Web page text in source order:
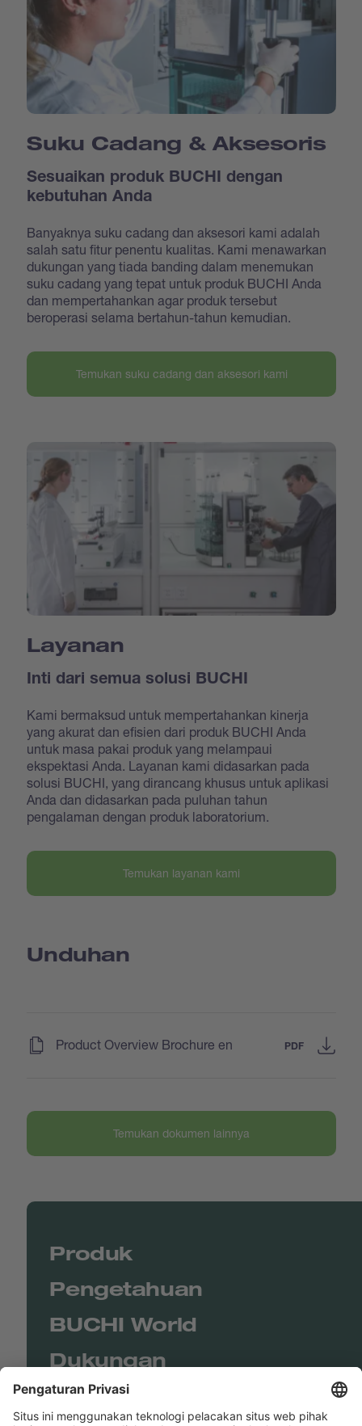
Suku Cadang & Aksesoris
Sesuaikan produk BUCHI dengan
kebutuhan Anda
Banyaknya suku cadang dan aksesori kami adalah
salah satu fitur penentu kualitas. Kami menawarkan
dukungan yang tiada banding dalam menemukan
suku cadang yang tepat untuk produk BUCHI Anda
dan mempertahankan agar produk tersebut
beroperasi selama bertahun-tahun kemudian.
Temukan suku cadang dan aksesori kami
Layanan
Inti dari semua solusi BUCHI
Kami bermaksud untuk mempertahankan kinerja
yang akurat dan efisien dari produk BUCHI Anda
untuk masa pakai produk yang melampaui
ekspektasi Anda. Layanan kami didasarkan pada
solusi BUCHI, yang dirancang khusus untuk aplikasi
Anda dan didasarkan pada puluhan tahun
pengalaman dengan produk laboratorium.
Temukan layanan kami
Unduhan
Product Overview Brochure en PDF
Temukan dokumen lainnya
Produk
Pengetahuan
BUCHI World
Dukungan
Shop